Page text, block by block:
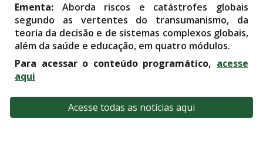
Ementa: Aborda riscos e catástrofes globais
segundo as vertentes do transumanismo, da
teoria da decisão e de sistemas complexos globais,
além da saúde e educação, em quatro módulos.
Para acessar o conteúdo programático, acesse
aqui
Acesse todas as notícias aqui